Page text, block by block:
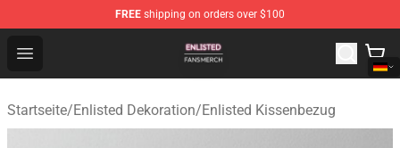
FREE shipping on orders over $100
Open menu
Enlisted Shop - Official Enlisted Merchandise Store
Startseite/Enlisted Dekoration/Enlisted Kissenbezug